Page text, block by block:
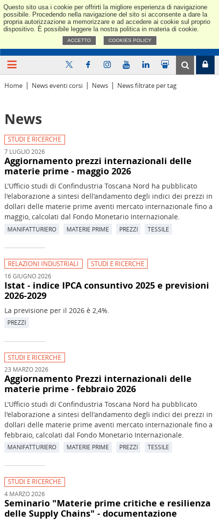
Questo sito usa i cookie per offrirti la migliore esperienza di navigazione
possibile. Procedendo nella navigazione del sito si acconsente a dare la
propria autorizzazione a memorizzare e ad accedere ai cookie sul proprio
dispositivo. È possibile leggere la nostra politica in materia di cookie.
ACCETTO COOKIES POLICY
Home News eventi corsi News News filtrate per tag
News
STUDI E RICERCHE
7 LUGLIO 2026
Aggiornamento prezzi internazionali delle
materie prime - maggio 2026
L'Ufficio studi di Confindustria Toscana Nord ha pubblicato
l'elaborazione a sintesi dell'andamento degli indici dei prezzi in
dollari delle materie prime aventi mercato internazionale fino a
maggio, calcolati dal Fondo Monetario Internazionale.
MANIFATTURIERO MATERIE PRIME PREZZI TESSILE
RELAZIONI INDUSTRIALI STUDI E RICERCHE
16 GIUGNO 2026
Istat - indice IPCA consuntivo 2025 e previsioni
2026-2029
La previsione per il 2026 è 2,4%.
PREZZI
STUDI E RICERCHE
23 MARZO 2026
Aggiornamento Prezzi internazionali delle
materie prime - febbraio 2026
L'Ufficio studi di Confindustria Toscana Nord ha pubblicato
l'elaborazione a sintesi dell'andamento degli indici dei prezzi in
dollari delle materie prime aventi mercato internazionale fino a
febbraio, calcolati dal Fondo Monetario Internazionale.
MANIFATTURIERO MATERIE PRIME PREZZI TESSILE
STUDI E RICERCHE
4 MARZO 2026
Seminario "Materie prime critiche e resilienza
delle Supply Chains" - documentazione